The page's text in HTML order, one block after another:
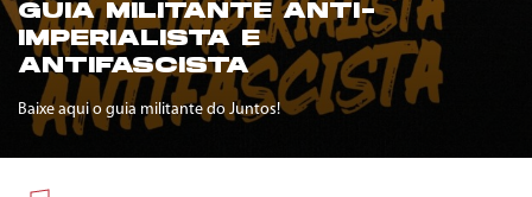
GUIA MILITANTE ANTI-
IMPERIALISTA E
ANTIFASCISTA
Baixe aqui o guia militante do Juntos!